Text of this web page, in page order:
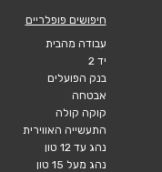
חיפושים פופלריים
עבודה מהבית
יד 2
בנק הפועלים
אבטחה
קוקה קולה
התעשייה האווירית
נהג עד 12 טון
נהג מעל 15 טון